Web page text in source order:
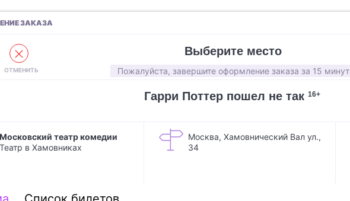
ЗАКАЗА
Выберите место
Пожалуйста, завершите оформление заказа за 15 минут
Гарри Поттер пошел не так 16+
Московский театр комедии
Театр в Хамовниках
Москва, Хамовнический Вал ул.,
34